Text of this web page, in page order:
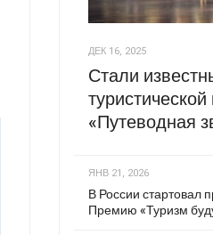
ДЕК 16, 2025
Стали
«Путеводная
ЯНВ 21, 2026
В России стартовал
Премию «Туризм